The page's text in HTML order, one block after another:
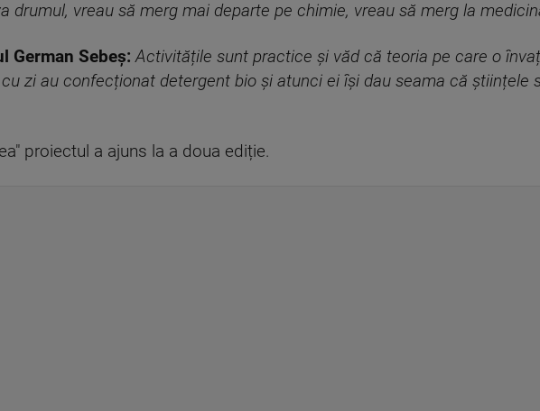
drumul, vreau să merg mai departe pe chimie, vreau să merg la
German Sebeș: Activitățile sunt practice și văd că teoria pe care o
zi au confecționat detergent bio și atunci ei își dau seama că științele
proiectul a ajuns la a doua ediție.